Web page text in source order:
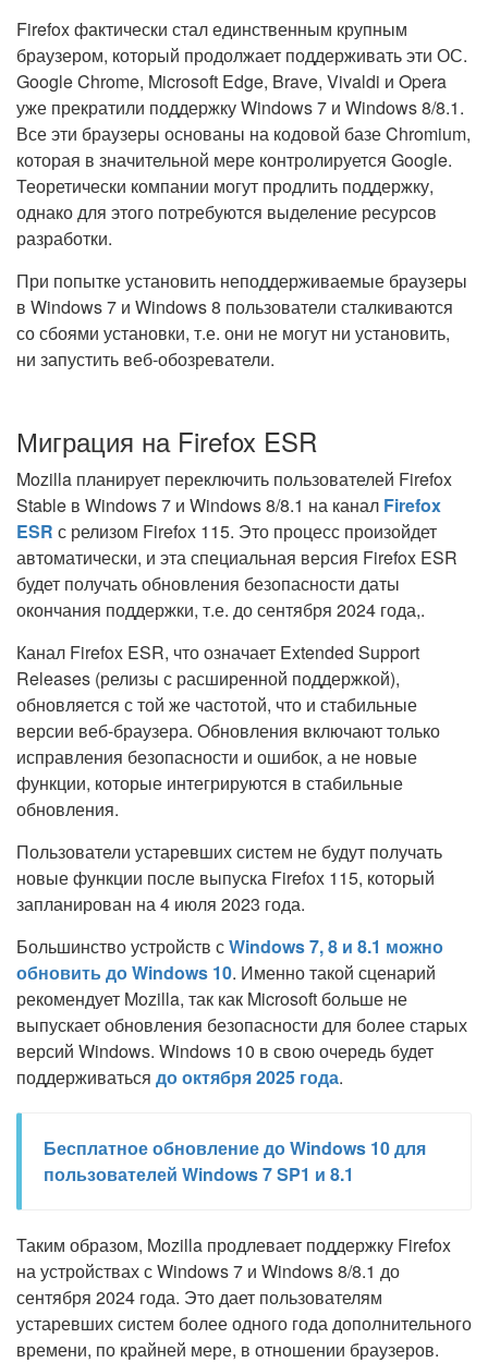
Firefox фактически стал единственным крупным
браузером, который продолжает поддерживать эти ОС.
Google Chrome, Microsoft Edge, Brave, Vivaldi и Opera
уже прекратили поддержку Windows 7 и Windows 8/8.1.
Все эти браузеры основаны на кодовой базе Chromium,
которая в значительной мере контролируется Google.
Теоретически компании могут продлить поддержку,
однако для этого потребуются выделение ресурсов
разработки.
При попытке установить неподдерживаемые браузеры
в Windows 7 и Windows 8 пользователи сталкиваются
со сбоями установки, т.е. они не могут ни установить,
ни запустить веб-обозреватели.
Миграция на Firefox ESR
Mozilla планирует переключить пользователей Firefox
Stable в Windows 7 и Windows 8/8.1 на канал Firefox
ESR с релизом Firefox 115. Это процесс произойдет
автоматически, и эта специальная версия Firefox ESR
будет получать обновления безопасности даты
окончания поддержки, т.е. до сентября 2024 года,.
Канал Firefox ESR, что означает Extended Support
Releases (релизы с расширенной поддержкой),
обновляется с той же частотой, что и стабильные
версии веб-браузера. Обновления включают только
исправления безопасности и ошибок, а не новые
функции, которые интегрируются в стабильные
обновления.
Пользователи устаревших систем не будут получать
новые функции после выпуска Firefox 115, который
запланирован на 4 июля 2023 года.
Большинство устройств сWindows 7, 8 и 8.1 можно
обновить до Windows 10. Именно такой сценарий
рекомендует Mozilla, так как Microsoft больше не
выпускает обновления безопасности для более старых
версий Windows. Windows 10 в свою очередь будет
поддерживаться до октября 2025 года.
Бесплатное обновление до Windows 10 для
пользователей Windows 7 SP1 и 8.1
Таким образом, Mozilla продлевает поддержку Firefox
на устройствах с Windows 7 и Windows 8/8.1 до
сентября 2024 года. Это дает пользователям
устаревших систем более одного года дополнительного
времени, по крайней мере, в отношении браузеров.